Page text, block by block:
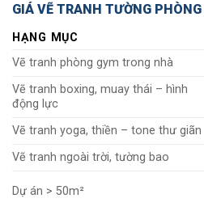
GIÁ VẼ TRANH TƯỜNG
HẠNG MỤC
Vẽ tranh phòng gym trong nhà
Vẽ tranh boxing, muay thái – hình
động lực
Vẽ tranh yoga, thiền – tone thư giãn
Vẽ tranh ngoài trời, tường bao
Dự án > 50m²